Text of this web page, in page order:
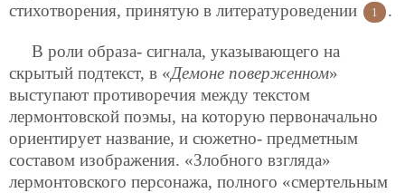
стихотворения, принятую в литературоведении
1 .
В роли образа- сигнала, указывающего на
скрытый подтекст, в «Демоне поверженном»
выступают противоречия между текстом
лермонтовской поэмы, на которую первоначально
ориентирует название, и сюжетно- предметным
составом изображения. «Злобного взгляда»
лермонтовского персонажа, полного «смертельным